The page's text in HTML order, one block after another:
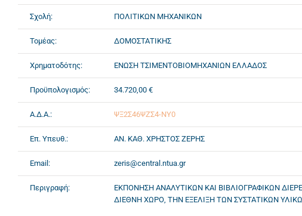
Σχολή: ΠΟΛΙΤΙΚΩΝ ΜΗΧΑΝΙΚΩΝ
Τομέας: ΔΟΜΟΣΤΑΤΙΚΗΣ
Χρηματοδότης: ΕΝΩΣΗ ΤΣΙΜΕΝΤΟΒΙΟΜΗΧΑΝΙΩΝ ΕΛΛΑΔΟΣ
Προϋπολογισμός: 34.720,00 €
Α.Δ.Α.: ΨΞ2Σ46ΨΖΣ4-ΝΥ0
Επ. Υπευθ.: ΑΝ. ΚΑΘ. ΧΡΗΣΤΟΣ ΖΕΡΗΣ
Email: zeris@central.ntua.gr
Περιγραφή:
ΕΚΠΟΝΗΣΗ ΑΝΑΛΥΤΙΚΩΝ ΚΑΙ ΒΙΒΛΙΟΓΡΑΦΙΚΩΝ
ΔΙΕΘΝΗ ΧΩΡΟ, ΤΗΝ ΕΞΕΛΙΞΗ ΤΩΝ ΣΥΣΤΑΤΙΚΩΝ